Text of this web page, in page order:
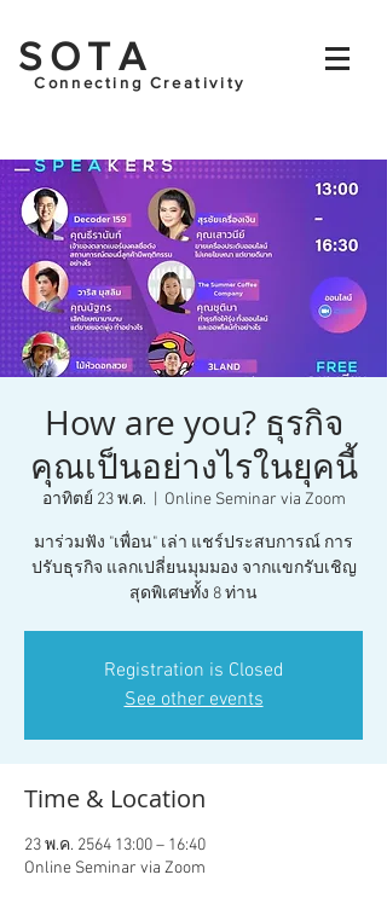
SOTA
Connecting Creativity
How are you? ธุรกิจ
คุณเป็นอย่างไรในยุคนี้
อาทิตย์ 23 พ.ค. Online Seminar via Zoom
มาร่วมฟัง "เพื่อน" เล่า แชร์ประสบการณ์ การ
ปรับธุรกิจ แลกเปลี่ยนมุมมอง จากแขกรับเชิญ
สุดพิเศษทั้ง 8 ท่าน
Registration is Closed
See other events
Time & Location
23 พ.ค. 2564 13:00 – 16:40
Online Seminar via Zoom